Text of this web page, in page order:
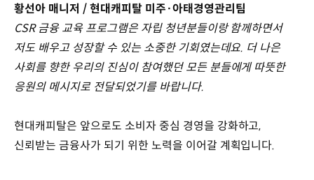
황선아 매니저 / 현대캐피탈 미주·아태경영관리팀
CSR 금융 교육 프로그램은 자립 청년분들이랑 함께하면서
저도 배우고 성장할 수 있는 소중한 기회였는데요. 더 나은
사회를 향한 우리의 진심이 참여했던 모든 분들에게 따뜻한
응원의 메시지로 전달되었기를 바랍니다.
현대캐피탈은 앞으로도 소비자 중심 경영을 강화하고,
신뢰받는 금융사가 되기 위한 노력을 이어갈 계획입니다.